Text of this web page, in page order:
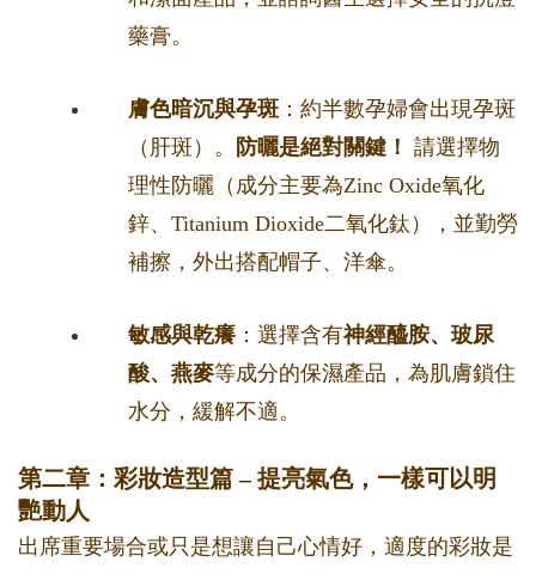
藥膏。
膚色暗沉與孕斑 ：約半數孕婦會出現孕斑
（肝斑）。
防曬是絕對關鍵！ 請選擇物
理性防曬（成分主要為Zinc Oxide氧化
鋅、Titanium Dioxide二氧化鈦），並勤勞
補擦，外出搭配帽子、洋傘。
敏感與乾癢 ：選擇含有神經醯胺、玻尿
酸、燕麥等成分的保濕產品，為肌膚鎖住
水分，緩解不適。
第二章：彩妝造型篇 – 提亮氣色，一樣可以明
艷動人
出席重要場合或只是想讓自己心情好，適度的彩妝是